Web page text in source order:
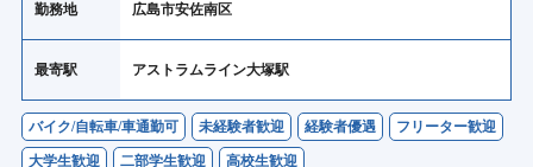
勤務地 広島市安佐南区
最寄駅 アストラムライン大塚駅
バイク/自転車/車通勤可 未経験者歓迎 経験者優遇 フリーター歓迎
大学生歓迎 二部学生歓迎 高校生歓迎